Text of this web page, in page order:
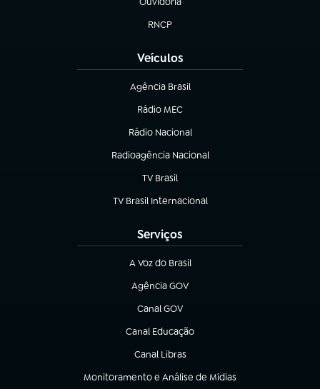
(abre em nova aba)
RNCP
(abre em nova aba)
Veículos
Agência Brasil
(abre em nova aba)
Rádio MEC
(abre em nova aba)
Rádio Nacional
Radioagência Nacional
(abre em nova aba)
TV Brasil
(abre em nova aba)
TV Brasil Internacional
(abre em nova aba)
Serviços
A Voz do Brasil
(abre em nova aba)
Agência GOV
(abre em nova aba)
Canal GOV
(abre em nova aba)
Canal Educação
(abre em nova aba)
Canal Libras
(abre em nova aba)
Monitoramento e Análise de Mídias
(abre em nova aba)